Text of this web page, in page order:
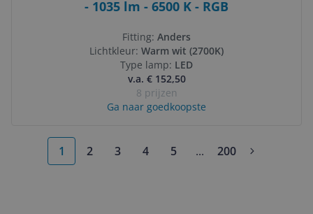
- 1035 lm - 6500 K - RGB
Fitting: Anders
Lichtkleur: Warm wit (2700K)
Type lamp: LED
v.a. € 152,50
8 prijzen
Ga naar goedkoopste
1 2 3 4 5 ...More pages
200